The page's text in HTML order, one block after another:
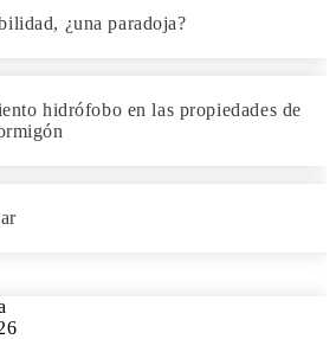
¿una paradoja?
hidrófobo en las propiedades de